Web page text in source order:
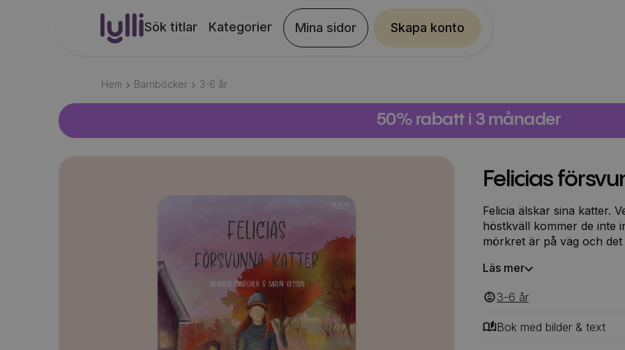
Sök titlar Kategorier Mina sidor Skapa konto
Hem Barnböcker 3-6 år
50% rabatt i 3 månader
Felicias
Felicia älskar sina katter.
höstkväll kommer de inte
mörkret är på väg och
Vad lurar i hörnen och i
Läs mer
3-6 ‎‎ år
Bok med bilder & text